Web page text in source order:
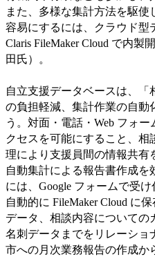
また、多様な集計方法を駆
容易にするには、クラウド型
Claris FileMaker Cloud で内製
田氏）。
自立支援データベースは、「
の負担軽減、集計作業の自動
う。対面・電話・Web フォ
クセスを可能にすること、
理により支援員間の情報共有
自動集計による報告書作成
には、Google フォームで受
自動的に FileMaker Cloud に
データ、相談内容について
名刺データまでをリレーショ
市への月次業務報告の作成か